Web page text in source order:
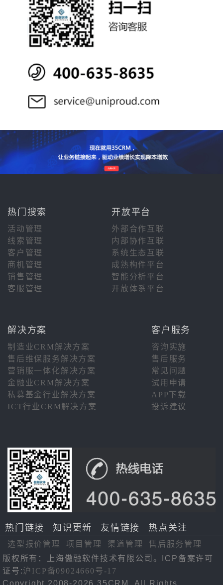
热门搜索 开放平台
活动管理
外部合作互联
线索管理
内部协作互联
客户管理
系统生态互联
商机管理
成熟构件平台
销售管理
智能分析平台
客服管理
开放体系平台
解决方案 客户服务
制造业CRM解决方案
咨询实施
售后维保服务解决方案
售后服务
营销服一体化解决方案
常见问题
金融业CRM解决方案
试用申请
私募基金行业解决方案
APP下载
ICT行业CRM解决方案
投诉建议
热门链接 知识更新 友情链接 热点关注
选型报价管理 项目管理 渠道管理
售后服务管理
版权所有：上海傲融软件技术有限公司。ICP备案许可
证号:沪ICP备09024660号-17
Copyright 2008-2026 35CRM. All Rights